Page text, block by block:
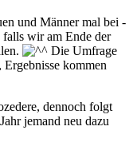
und Männer mal bei -
falls wir am Ende der
Die Umfrage
kommen
dennoch folgt
jemand neu dazu